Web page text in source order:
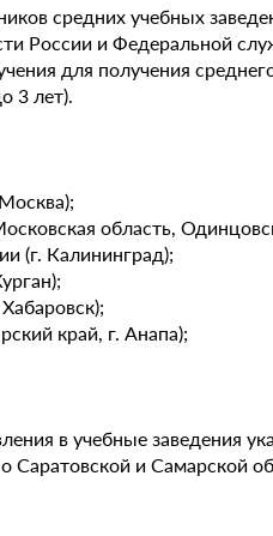
средних учебных
России и Федеральной
для получения
3 лет).
область,
(г. Калининград);
край, г. Анапа);
в учебные заведения
и Самарской